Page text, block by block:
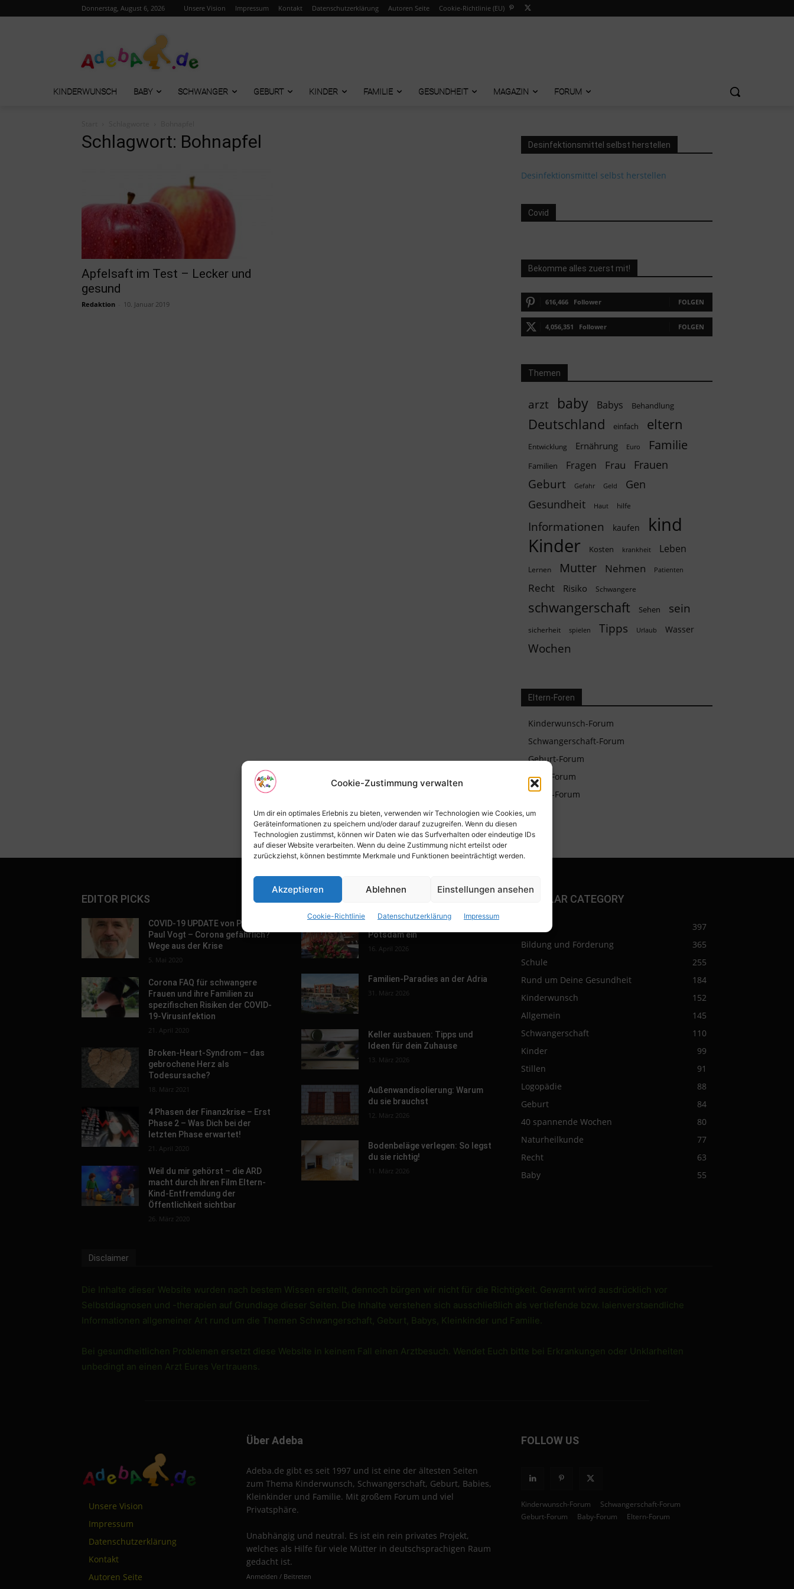
Cookie-Zustimmung verwalten
Um dir ein optimales Erlebnis zu bieten, verwenden wir Technologien wie Cookies, um
Geräteinformationen zu speichern und/oder darauf zuzugreifen. Wenn du diesen
Technologien zustimmst, können wir Daten wie das Surfverhalten oder eindeutige IDs
auf dieser Website verarbeiten. Wenn du deine Zustimmung nicht erteilst oder
zurückziehst, können bestimmte Merkmale und Funktionen beeinträchtigt werden.
Akzeptieren Ablehnen Einstellungen ansehen
Cookie-Richtlinie Datenschutzerklärung Impressum
Donnerstag, August 6, 2026 Unsere Vision Impressum Kontakt Datenschutzerklärung Autoren Seite Cookie-Richtlinie (EU)
KINDERWUNSCH BABY SCHWANGER GEBURT KINDER FAMILIE GESUNDHEIT MAGAZIN FORUM
Schlagwort: Bohnapfel
Apfelsaft im Test – Lecker und
gesund
Redaktion 10. Januar 2019
Desinfektionsmittel selbst herstellen
Desinfektionsmittel selbst herstellen
Covid
Bekomme alles zuerst mit!
616,466 Follower FOLGEN
4,056,351 Follower FOLGEN
Themen
arzt baby Babys Behandlung
Deutschland einfach eltern
Entwicklung Ernährung Euro Familie
Familien Fragen Frau Frauen
Geburt Gefahr Geld
Gen
Gesundheit
Haut hilfe
Informationen kaufen kind
Kinder Kosten krankheit Leben
Lernen Mutter Nehmen Patienten
Recht Risiko Schwangere
schwangerschaft Sehen sein
sicherheit spielen Tipps Urlaub Wasser
Wochen
Eltern-Foren
Kinderwunsch-Forum
Schwangerschaft-Forum
Geburt-Forum
Baby-Forum
Eltern-Forum
EDITOR PICKS
COVID-19 UPDATE von Prof. Dr.
Paul Vogt – Corona gefährlich?
Wege aus der Krise
5. Mai 2020
Corona FAQ für schwangere
Frauen und ihre Familien zu
spezifischen Risiken der COVID-
19-Virusinfektion
21. April 2020
Broken-Heart-Syndrom – das
gebrochene Herz als
Todesursache?
18. März 2021
4 Phasen der Finanzkrise – Erst
Phase 2 – Was Dich bei der
letzten Phase erwartet!
21. April 2020
Weil du mir gehörst – die ARD
macht durch ihren Film Eltern-
Kind-Entfremdung der
Öffentlichkeit sichtbar
26. März 2020
POPULAR POSTS
Tulpenfest läutet Frühling in
Potsdam ein
16. April 2026
Familien-Paradies an der Adria
31. März 2026
Keller ausbauen: Tipps und
Ideen für dein Zuhause
13. März 2026
Außenwandisolierung: Warum
du sie brauchst
12. März 2026
Bodenbeläge verlegen: So legst
du sie richtig!
11. März 2026
POPULAR CATEGORY
397
Bildung und Förderung
365
Schule
255
Rund um Deine Gesundheit
184
Kinderwunsch
152
Allgemein
145
Schwangerschaft
110
Kinder
99
Stillen
91
Logopädie
88
Geburt
84
40 spannende Wochen
80
Naturheilkunde
77
Recht
63
Baby
55
Disclaimer
Die Inhalte dieser Website wurden nach bestem Wissen erstellt, dennoch bürgen wir nicht für die Richtigkeit. Gewarnt wird ausdrücklich vor
Selbstdiagnosen und -therapien auf Grundlage dieser Seiten. Die Inhalte verstehen sich ausschließlich als vertiefende bzw. laienverstaendliche
Informationen allgemeiner Art rund um die Themen Schwangerschaft, Geburt, Babys, Kleinkinder und Familie.
Bei gesundheitlichen Problemen ersetzt diese Website in keinem Fall einen Arztbesuch. Wendet Euch bitte bei Erkrankungen oder Unklarheiten
unbedingt an einen Arzt Eures Vertrauens.
Unsere Vision
Impressum
Datenschutzerklärung
Kontakt
Autoren Seite
Über Adeba
Adeba.de gibt es seit 1997 und ist eine der ältesten Seiten
zum Thema Kinderwunsch, Schwangerschaft, Geburt, Babies,
Kleinkinder und Familie. Mit großem Forum und viel
Privatsphäre.
Unabhängig und neutral. Es ist ein rein privates Projekt,
welches als Hilfe für viele Mütter in deutschsprachigen Raum
gedacht ist.
Anmelden / Beitreten
FOLLOW US
Kinderwunsch-Forum
Schwangerschaft-Forum
Geburt-Forum
Baby-Forum Eltern-Forum